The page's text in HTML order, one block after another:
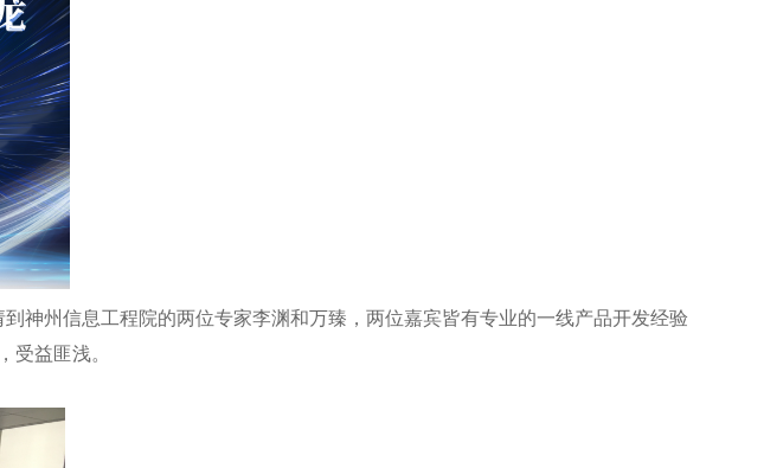
州信息工程院的两位专家李渊和万臻，两位嘉宾皆有专业的一线产品开发经验
受益匪浅。